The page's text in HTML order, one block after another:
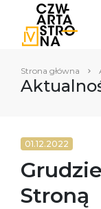
Strona główna
01.12.2022
Stroną